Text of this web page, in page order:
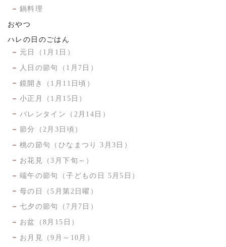
鍋料理
おやつ
ハレの日のごはん
元日（1月1日）
人日の節句（1月7日）
鏡開き（1月11日頃）
小正月（1月15日）
バレンタイン（2月14日）
節分（2月3日頃）
桃の節句（ひなまつり 3月3日）
お花見（3月下旬～）
端午の節句（子どもの日 5月5日）
母の日（5月第2日曜）
七夕の節句（7月7日）
お盆（8月15日）
お月見（9月～10月）